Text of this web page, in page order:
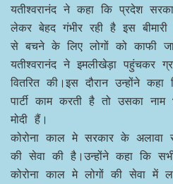
यतीश्वरानंद ने कहा कि प्रदेश
लेकर बेहद गंभीर रही है इस
से बचने के लिए लोगों को काफी
यतीश्वरानंद ने इमलीखेड़ा पहुंचकर
वितरित की।इस दौरान उन्होंने
पार्टी काम करती है तो उसका
मोदी हैं।
कोरोना काल मे सरकार के अलावा
की सेवा की है।उन्होंने कहा कि सभी
कोरोना काल मे लोगों की सेवा में